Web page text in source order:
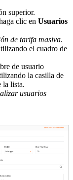
superior.
clic en Usuarios
de tarifa masiva.
el cuadro de
de usuario
la casilla de
la lista.
usuarios